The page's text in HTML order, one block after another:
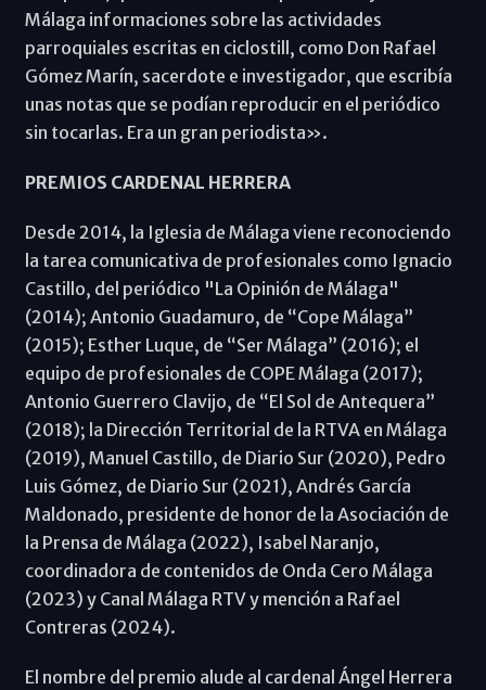
Málaga informaciones sobre las actividades
parroquiales escritas en ciclostill, como Don Rafael
Gómez Marín, sacerdote e investigador, que escribía
unas notas que se podían reproducir en el periódico
sin tocarlas. Era un gran periodista».
PREMIOS CARDENAL HERRERA
Desde 2014, la Iglesia de Málaga viene reconociendo
la tarea comunicativa de profesionales como Ignacio
Castillo, del periódico "La Opinión de Málaga"
(2014); Antonio Guadamuro, de “Cope Málaga”
(2015); Esther Luque, de “Ser Málaga” (2016); el
equipo de profesionales de COPE Málaga (2017);
Antonio Guerrero Clavijo, de “El Sol de Antequera”
(2018); la Dirección Territorial de la RTVA en Málaga
(2019), Manuel Castillo, de Diario Sur (2020), Pedro
Luis Gómez, de Diario Sur (2021), Andrés García
Maldonado, presidente de honor de la Asociación de
la Prensa de Málaga (2022), Isabel Naranjo,
coordinadora de contenidos de Onda Cero Málaga
(2023) y Canal Málaga RTV y mención a Rafael
Contreras (2024).
El nombre del premio alude al cardenal Ángel Herrera